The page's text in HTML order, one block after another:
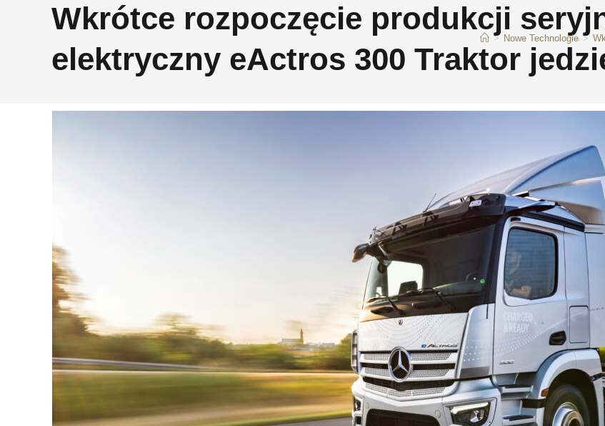
Wkrótce rozpoczęcie produkcji
elektryczny eActros 300 Traktor
> Nowe Technologie >